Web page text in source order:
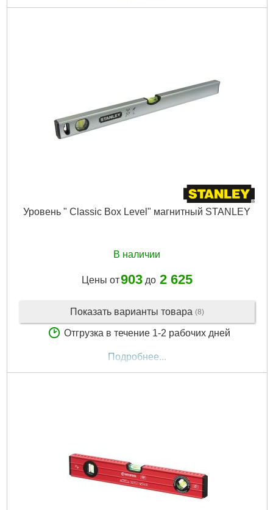
Уровень " Classic Box Level" магнитный STANLEY
В наличии
Цены от903до 2 625
Показать варианты товара (8)
Отгрузка в течение 1-2 рабочих дней
Подробнее...